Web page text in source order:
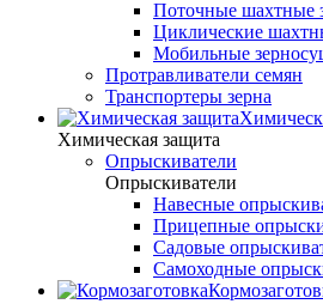
Поточные шахтные
Циклические
Мобильные
Протравливатели семян
Транспортеры зерна
Химическая защита
Опрыскиватели
Опрыскиватели
Навесные
Прицепные
Садовые
Самоходные